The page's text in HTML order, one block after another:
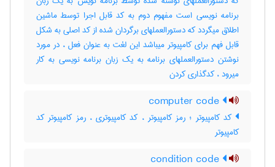
برنامه نویسی است مفهوم دوم به کد قابل اجرا توسط ماشین
اطلاق میگردد که دستورالعملهای برگردان شده از کد اصلی به شکل
قابل فهم برای کامپیوتر میباشد این لغت به عنوان فعل ، در مورد
نوشتن دستورالعملهای برنامه به یک زبان برنامه نویسی به کار
میرود ، کدگذاری کردن
کد کامپیوتر ؛ رمز کامپیوتر ، کد کامپیوتری ، رمز کامپیوتر کد
کامپیوتر